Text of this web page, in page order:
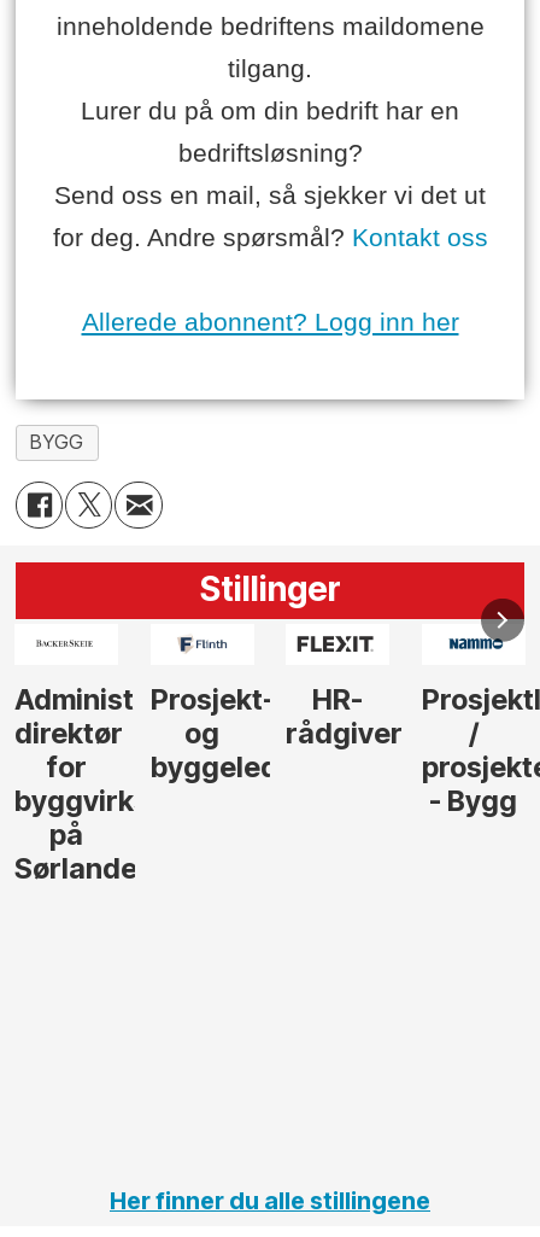
inneholdende bedriftens maildomene
tilgang.
Lurer du på om din bedrift har en
bedriftsløsning?
Send oss en mail, så sjekker vi det ut
for deg. Andre spørsmål? Kontakt oss
Allerede abonnent? Logg inn her
BYGG
Stillinger
HR-
rådgiver
Prosjektleder
/
prosjekteringsleder
Vi
behøver
elektrofagfolk
Anlegg
søker
Elektro
Her finner du alle stillingene